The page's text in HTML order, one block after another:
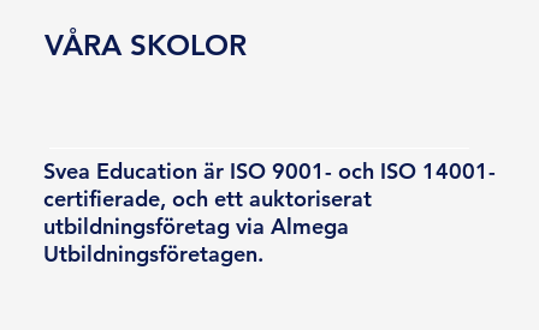
Svea Education är ISO 9001- och ISO 14001-
certifierade, och ett auktoriserat
utbildningsföretag via Almega
Utbildningsföretagen.
VÅRA SKOLOR